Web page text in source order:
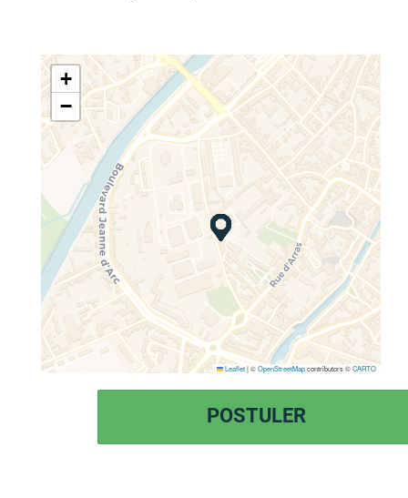
+
−
Leaflet|©OpenStreetMapcontributors ©CARTO
POSTULER